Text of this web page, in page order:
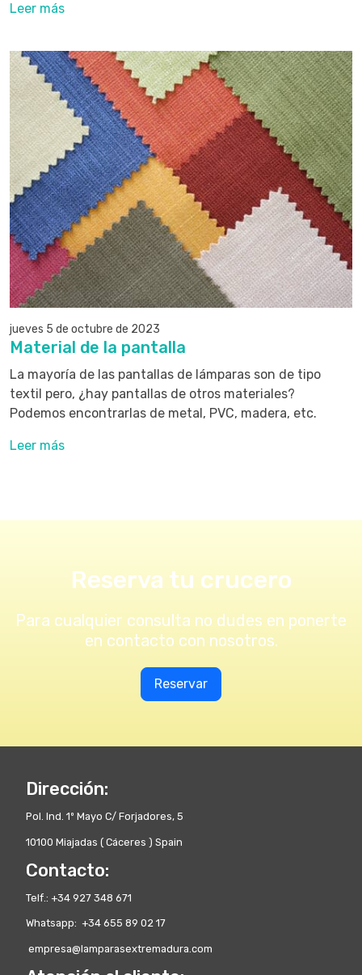
Leer más
jueves 5 de octubre de 2023
Material de la pantalla
La mayoría de las pantallas de lámparas son de tipo
textil pero, ¿hay pantallas de otros materiales?
Podemos encontrarlas de metal, PVC, madera, etc.
Leer más
Reserva tu crucero
Para cualquier consulta no dudes en ponerte
en contacto con nosotros.
Reservar
Dirección:
Pol. Ind. 1º Mayo C/ Forjadores, 5
10100 Miajadas ( Cáceres ) Spain
Contacto:
Telf.: +34 927 348 671
Whatsapp: +34 655 89 02 17
empresa@lamparasextremadura.com